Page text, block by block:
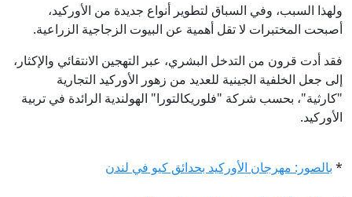
ولهذا السبب، وفي السباق لتطوير أنواع جديدة من الأوركيد،
أصبحت المختبرات لا تقل أهمية عن البيوت الزجاجية الزراعية.
فقد أدت قرون من التدخل البشري، عبر التهجين الانتقائي والإكثار،
إلى جعل الخلفية الجينية للعديد من زهور الأوركيد التجارية
"كارثية"، بحسب شركة "فلوريكالتورا" الهولندية الرائدة في تربية
الأوركيد.
* بالصور: مهرجان الأوركيد بحدائق كيو في لندن